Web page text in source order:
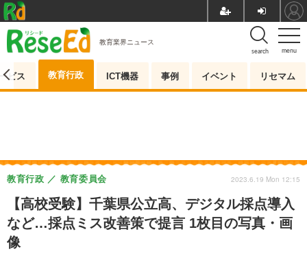
menu
search
教育業界ニュース
ビス 教育行政 ICT機器 事例 イベント リセマム
【高校受験】千葉県公立高、デジタル採点導入
など…採点ミス改善策で提言 1枚目の写真・画
像
教育行政 教育委員会 2023.6.19 Mon 12:15